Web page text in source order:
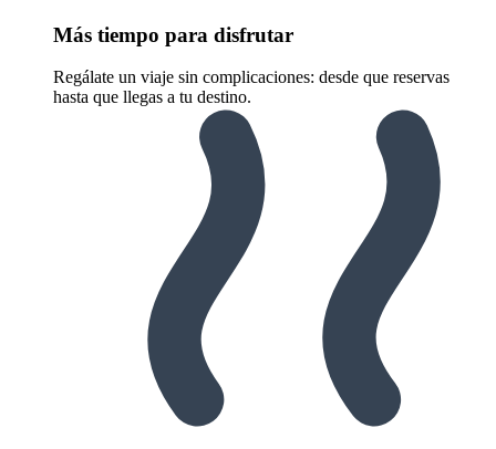
Más tiempo para disfrutar
Regálate un viaje sin complicaciones: desde que reservas
hasta que llegas a tu destino.